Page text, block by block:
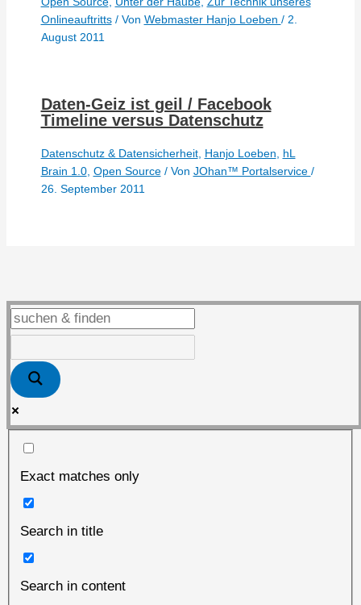
Onlineauftritts/ Von Webmaster Hanjo Loeben / 2.
August 2011
Daten-Geiz ist geil / Facebook
Timeline versus Datenschutz
Datenschutz & Datensicherheit, Hanjo Loeben, hL
Brain 1.0, Open Source/ Von JOhan™ Portalservice /
26. September 2011
Exact matches only
Search in title
Search in content